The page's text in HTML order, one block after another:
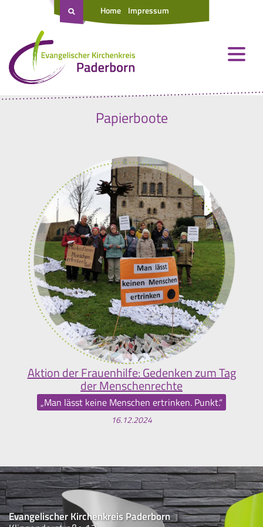
Home Impressum
Papierboote
Aktion der Frauenhilfe: Gedenken zum Tag
der Menschenrechte
„Man lässt keine Menschen ertrinken. Punkt.“
16.12.2024
Evangelischer Kirchenkreis Paderborn